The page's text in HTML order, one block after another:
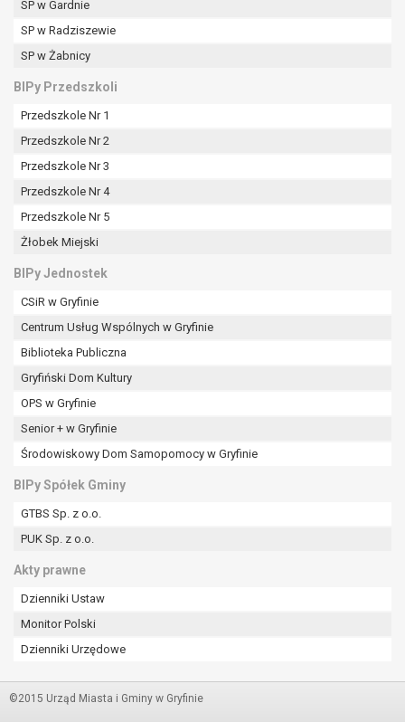
SP w Gardnie
SP w Radziszewie
SP w Żabnicy
BIPy Przedszkoli
Przedszkole Nr 1
Przedszkole Nr 2
Przedszkole Nr 3
Przedszkole Nr 4
Przedszkole Nr 5
Żłobek Miejski
BIPy Jednostek
CSiR w Gryfinie
Centrum Usług Wspólnych w Gryfinie
Biblioteka Publiczna
Gryfiński Dom Kultury
OPS w Gryfinie
Senior + w Gryfinie
Środowiskowy Dom Samopomocy w Gryfinie
BIPy Spółek Gminy
GTBS Sp. z o.o.
PUK Sp. z o.o.
Akty prawne
Dzienniki Ustaw
Monitor Polski
Dzienniki Urzędowe
©2015 Urząd Miasta i Gminy w Gryfinie